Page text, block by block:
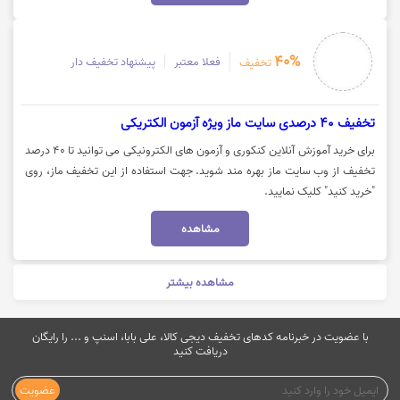
40% تخفیف فعلا معتبر پیشنهاد تخفیف دار
تخفیف 40 درصدی سایت ماز ویژه آزمون الکتریکی
برای خرید آموزش آنلاین کنکوری و آزمون های الکترونیکی می توانید تا 40 درصد
تخفیف از وب سایت ماز بهره مند شوید. جهت استفاده از این تخفیف ماز، روی
"خرید کنید" کلیک نمایید.
مشاهده
مشاهده بیشتر
با عضویت در خبرنامه کدهای تخفیف دیجی کالا، علی بابا، اسنپ و ... را رایگان
دریافت کنید
عضویت